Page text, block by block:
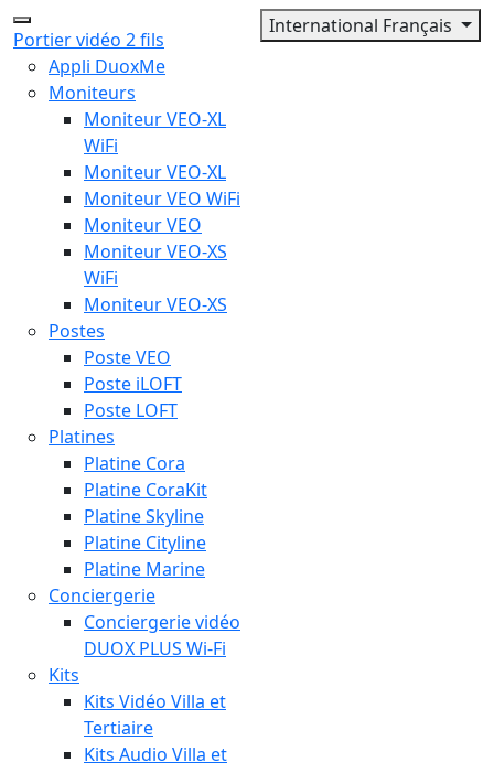
International Français
Portier vidéo 2 fils
Appli DuoxMe
Moniteurs
Moniteur VEO-XL
WiFi
Moniteur VEO-XL
Moniteur VEO WiFi
Moniteur VEO
Moniteur VEO-XS
WiFi
Moniteur VEO-XS
Postes
Poste VEO
Poste iLOFT
Poste LOFT
Platines
Platine Cora
Platine CoraKit
Platine Skyline
Platine Cityline
Platine Marine
Conciergerie
Conciergerie vidéo
DUOX PLUS Wi-Fi
Kits
Kits Vidéo Villa et
Tertiaire
Kits Audio Villa et